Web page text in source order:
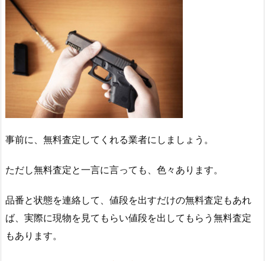
事前に、無料査定してくれる業者にしましょう。
ただし無料査定と一言に言っても、色々あります。
品番と状態を連絡して、値段を出すだけの無料査定もあれ
ば、実際に現物を見てもらい値段を出してもらう無料査定
もあります。